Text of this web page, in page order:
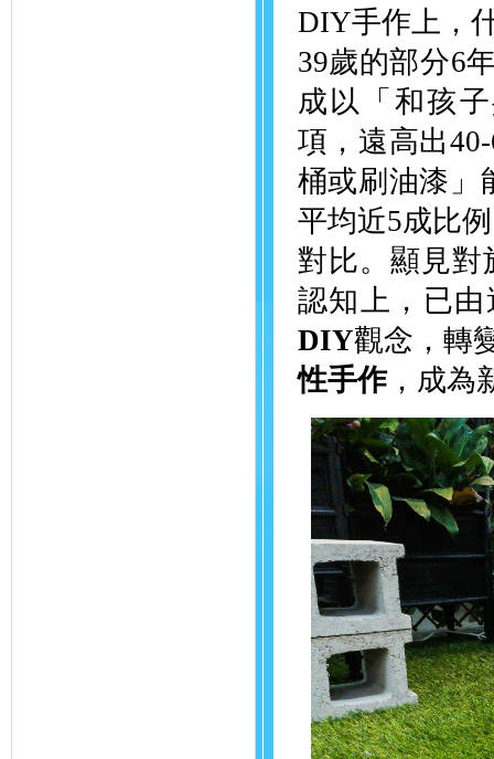
DIY手作上，
39歲的部分6
成以「和孩
項，遠高出
桶或刷油漆」
平均近5成比
對比。顯見對
認知上，已
DIY觀念，轉
性手作，成為